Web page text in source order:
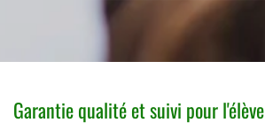
Garantie qualité et suivi pour l'élève